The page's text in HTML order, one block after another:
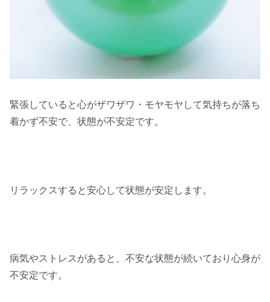
緊張していると心がザワザワ・モヤモヤして気持ちが落ち
着かず不安で、状態が不安定です。
リラックスすると安心して状態が安定します。
病気やストレスがあると、不安な状態が続いており心身が
不安定です。